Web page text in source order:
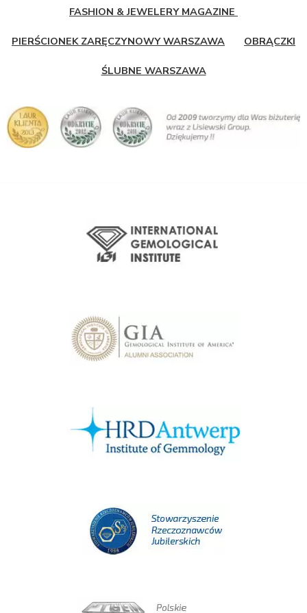
FASHION & JEWELERY MAGAZINE
PIERŚCIONEK ZARĘCZYNOWY WARSZAWA OBRĄCZKI
ŚLUBNE WARSZAWA